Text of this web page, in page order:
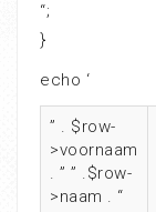
“;
}
echo ‘
” . $row-
>voornaam
. ” ” .$row-
>naam . “